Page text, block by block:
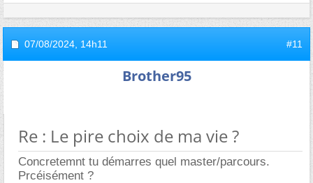
07/08/2024, 14h11 #11
Brother95
Re : Le pire choix de ma vie ?
Concretemnt tu démarres quel master/parcours.
Prcéisément ?